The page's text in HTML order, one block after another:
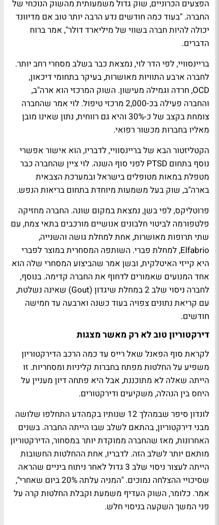
הפצעים הכרוניים, שוק גדול משמעותית מהשוק הנוכחי של
החברה. "בעוד כמה חודשים נדע הרבה יותר טוב אם מדיוונד
יכולה להיות חברה בשווי של מיליארד דולר", אמר ברוח
הדברים.
בריינסוויי, לפי הדר לוי, נמצאת כבר בשלב מסחרי רחב יותר.
לחברה ארבע התוויות מאושרות, בעיקר בתחומי דיכאון,
OCD, חרדה וגמילה מעישון. השוק המרכזי הוא ארה"ב,
והחברה פעילה בכ-2,000 מרכזי טיפול. לוי אמר שהחברה
צומחת בקצב של כ-30% והיא גם רווחית, נתון שאינו מובן
מאליו בחברות מכשור רפואי.
הקטליזטור הבא של בריינסוויי, לדבריו, הוא אישור אפשרי
נוסף בתחום PTSD לפני סוף השנה. לוי ציין שהחברה כבר
מטפלת במאות מטופלים בישראל ובמערכת הצבאית
בארה"ב, שוק בעל משמעות מיוחדת בתחום בריאות הנפש.
פרוטליקס, לפי בשן, נמצאת במקום שונה. החברה מחזיקה
פלטפורמה לביטוי חלבונים אנושיים מורכבים בתאי צמח, עם
שתי תרופות מאושרות, אחת למחלת גושה והשנייה,
Elfabrio, למחלת פברי. השותפה המסחרית במוצר לפברי
היא קייזי האיטלקית, ובשן אמר שהביצוע המסחרי שלה הוא
אחד המנועים שאמורים לדחוף את החברה קדימה. בנוסף,
לחברה ניסוי שלב 2 במחלת שיגדון (Gout) שאינה נשלטת,
עם קריאת נתונים צפויה בעוד כשנה וארבעה עד חמישה
חודשים.
דירקטוריון טוב לא רק מאשר מצגות
לקראת סוף הפאנל שאל רייס עד כמה הרכב הדירקטוריון
משפיע על החלטות מפתח בחברות קליניות ומסחריות. זו
הייתה שאלה לא מתוכננת, אבל היא פתחה דיון מעניין על
היחס בין הנהלה, משקיעים ודירקטורים.
לונדון סיפר שבמהלך 12 שנותיו בקמהדע התחלפו שלושה
מבני דירקטוריון, בהתאם לשלב שבו הייתה החברה. בשנים
האחרונות, מאז שהחברה ממוקדת יותר במסחור, הדירקטוריון
מותאם יותר לשלב הזה. לדבריו, אחת ההחלטות החשובות
הייתה לעצור ניסוי שלב 3 גדול לאחר ניתוח ביניים שהראה
שסיכויי ההצלחה נמוכים. "המניה עלתה 20% ביום שאחרי",
אמר. כלומר, השוק העדיף משמעת וקבלת החלטות קרה על
פני המשך השקעה בניסוי חלש.